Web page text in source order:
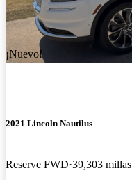
¡Nuevo!
2021 Lincoln Nautilus
Reserve FWD 39,303 millas